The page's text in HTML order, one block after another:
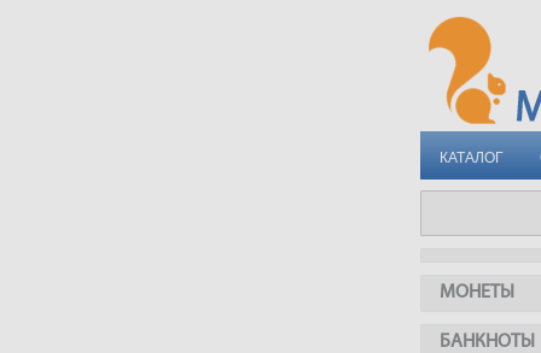
КАТАЛОГ
МОНЕТЫ
БАНКНОТЫ